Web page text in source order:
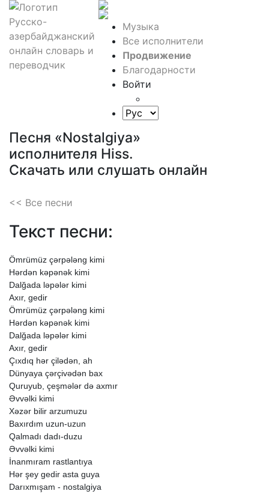
Музыка
Все исполнители
Продвижение
Благодарности
Войти
Песня «Nostalgiya»
исполнителя Hiss.
Скачать или слушать онлайн
<< Все песни
Текст песни:
Ömrümüz çərpələng kimi
Hərdən kəpənək kimi
Dalğada ləpələr kimi
Axır, gedir
Ömrümüz çərpələng kimi
Hərdən kəpənək kimi
Dalğada ləpələr kimi
Axır, gedir
Çıxdıq hər çilədən, ah
Dünyaya çərçivədən bax
Quruyub, çeşmələr də axmır
Əvvəlki kimi
Xəzər bilir arzumuzu
Baxırdım uzun-uzun
Qalmadı dadı-duzu
Əvvəlki kimi
İnanmıram rastlantıya
Hər şey gedir asta guya
Darıxmışam - nostalgiya